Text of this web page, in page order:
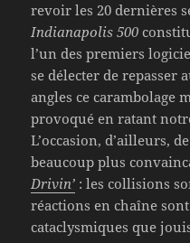
revoir les 20 dernières
Indianapolis 500
l’un des premiers
se délecter de repasser
angles ce carambolage
provoqué en ratant
L’occasion, d’ailleurs,
beaucoup plus
Drivin’ : les collisions
réactions en chaîne
cataclysmiques que